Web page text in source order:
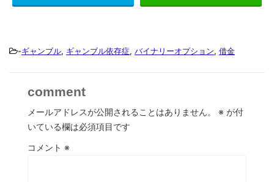
-ギャンブル, ギャンブル依存症, バイナリーオプション, 借金
comment
メールアドレスが公開されることはありません。 ※ が付
いている欄は必須項目です
コメント ※